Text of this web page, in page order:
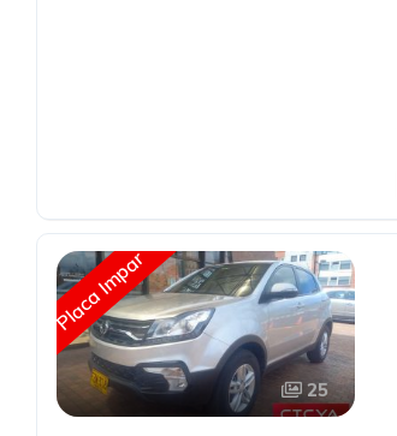
Placa Impar
25